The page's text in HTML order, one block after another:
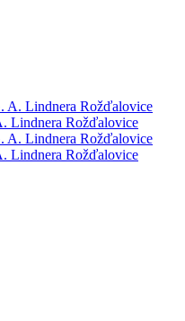
Lindnera Rožďalovice
Lindnera Rožďalovice